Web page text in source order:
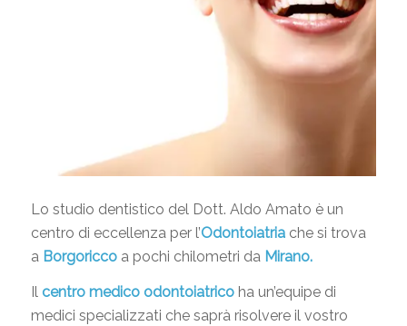
Lo studio dentistico del Dott. Aldo Amato è un
centro di eccellenza per l’Odontoiatriache si trova
a Borgoriccoa pochi chilometri da Mirano.
Il centro medico odontoiatricoha un’equipe di
medici specializzati che saprà risolvere il vostro